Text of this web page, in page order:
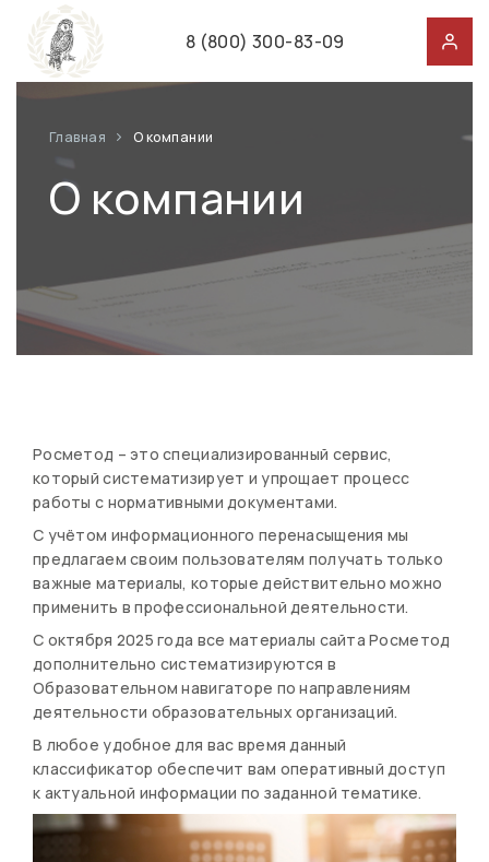
8 (800) 300-83-09
Главная О компании
О компании
Росметод – это специализированный сервис,
который систематизирует и упрощает процесс
работы с нормативными документами.
С учётом информационного перенасыщения мы
предлагаем своим пользователям получать только
важные материалы, которые действительно можно
применить в профессиональной деятельности.
С октября 2025 года все материалы сайта Росметод
дополнительно систематизируются в
Образовательном навигаторе по направлениям
деятельности образовательных организаций.
В любое удобное для вас время данный
классификатор обеспечит вам оперативный доступ
к актуальной информации по заданной тематике.